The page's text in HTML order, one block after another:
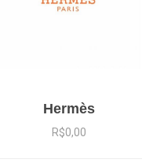
Hermès
R$0,00